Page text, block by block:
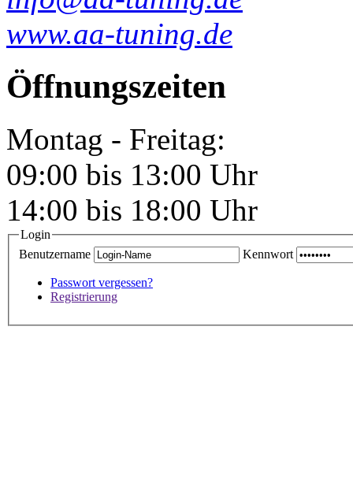
www.aa-tuning.de
Öffnungszeiten
Montag - Freitag:
09:00 bis 13:00 Uhr
14:00 bis 18:00 Uhr
Login
Benutzername
Kennwort
Passwort vergessen?
Registrierung